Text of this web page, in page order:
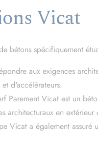
Vicat
bétons spécifiquement
aux exigences
d'accélérateurs.
Parement Vicat est un
architecturaux en extérieur
Vicat a également assuré